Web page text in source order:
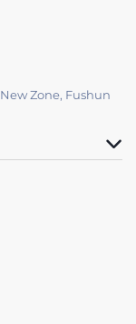
Zone, Fushun